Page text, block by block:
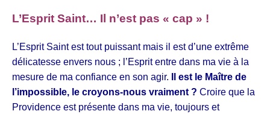
L’Esprit Saint… Il n’est pas « cap » !
L’Esprit Saint est tout puissant mais il est d’une extrême
délicatesse envers nous ; l’Esprit entre dans ma vie à la
mesure de ma confiance en son agir.
Il est le Maître de
l’impossible, le croyons-nous vraiment ? Croire que la
Providence est présente dans ma vie, toujours et